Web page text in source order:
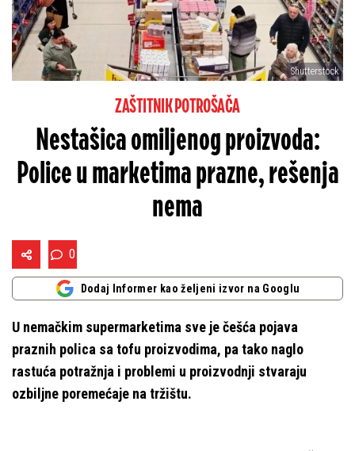
Shutterstock
ZAŠTITNIK POTROŠAČA
Nestašica omiljenog proizvoda:
Police u marketima prazne, rešenja
nema
0
Dodaj Informer kao željeni izvor na Googlu
U nemačkim supermarketima sve je češća pojava
praznih polica sa tofu proizvodima, pa tako naglo
rastuća potražnja i problemi u proizvodnji stvaraju
ozbiljne poremećaje na tržištu.